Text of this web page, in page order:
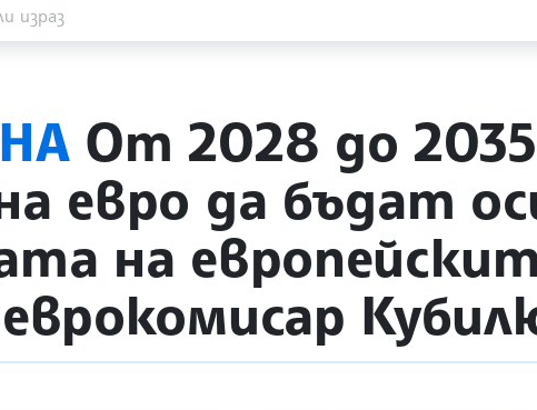
От 2028 до 2035
евро да бъдат
на